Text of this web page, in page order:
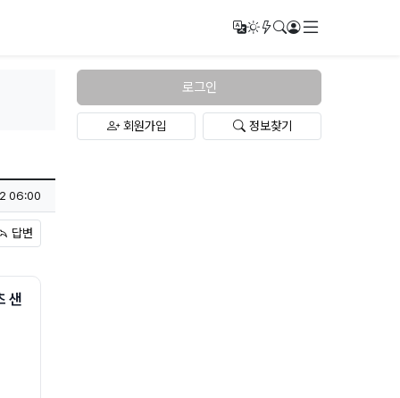
번역다크모드
새글/새댓글
검색로그인
06:00
답변
샌
로그인
회원가입 정보찾기